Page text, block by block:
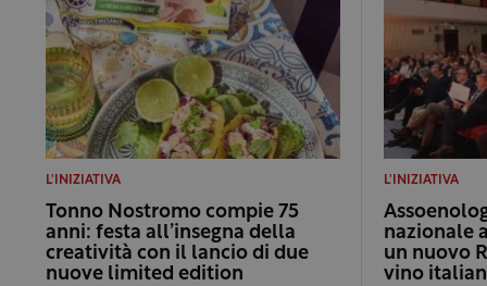
L'INIZIATIVA
Tonno Nostromo compie 75
anni: festa all’insegna della
creatività con il lancio di due
nuove limited edition
L'INIZIATIVA
nazionale
un nuovo
vino